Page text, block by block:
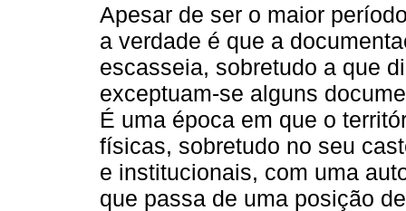
Apesar de ser o maior
a verdade é que a
escasseia, sobretudo a que
exceptuam-se alguns
É uma época em que o
físicas, sobretudo no seu
e institucionais, com uma
que passa de uma posição